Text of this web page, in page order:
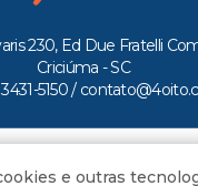
230, Ed Due Fratelli
Criciúma - SC
5150 /
direitos reservados ao Portal
e outras